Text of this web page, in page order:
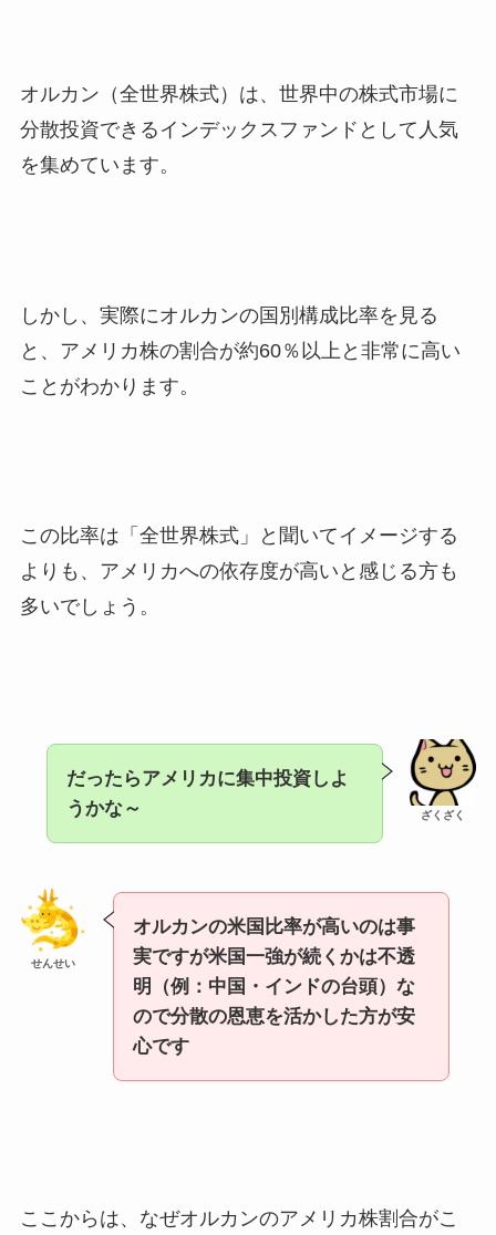
オルカン（全世界株式）は、世界中の株式市場に
分散投資できるインデックスファンドとして人気
を集めています。
しかし、実際にオルカンの国別構成比率を見る
と、アメリカ株の割合が約60％以上と非常に高い
ことがわかります。
この比率は「全世界株式」と聞いてイメージする
よりも、アメリカへの依存度が高いと感じる方も
多いでしょう。
ざくざく
だったらアメリカに集中投資しよ
うかな～
せんせい
オルカンの米国比率が高いのは事
実ですが米国一強が続くかは不透
明（例：中国・インドの台頭）な
ので分散の恩恵を活かした方が安
心です
ここからは、なぜオルカンのアメリカ株割合がこ